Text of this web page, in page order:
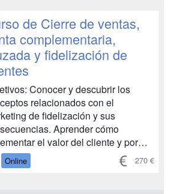
La ventaja competitiva, La
oral, La atención escr...
de Cierre de ventas,
complementaria,
y fidelización de
Conocer y descubrir los
relacionados con el
de fidelización y sus
Aprender cómo
el valor del cliente y por
cómo incrementar el valor de la
Identificar las mejores
Online 270 €